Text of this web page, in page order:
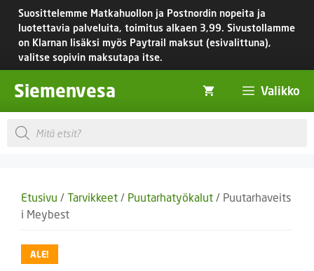
Siirry
sisältöön
Suosittelemme Matkahuollon ja Postnordin nopeita ja
luotettavia palveluita, toimitus alkaen 3,99. Sivustollamme
on Klarnan lisäksi myös Paytrail maksut (esivalittuna),
valitse sopivin maksutapa itse.
Siemenvesa Valikko
Products
search
Etusivu / Tarvikkeet / Puutarhatyökalut / Puutarhaveits
i Meybest
ALE!